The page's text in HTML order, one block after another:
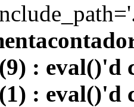
: eval()'d
: eval()'d